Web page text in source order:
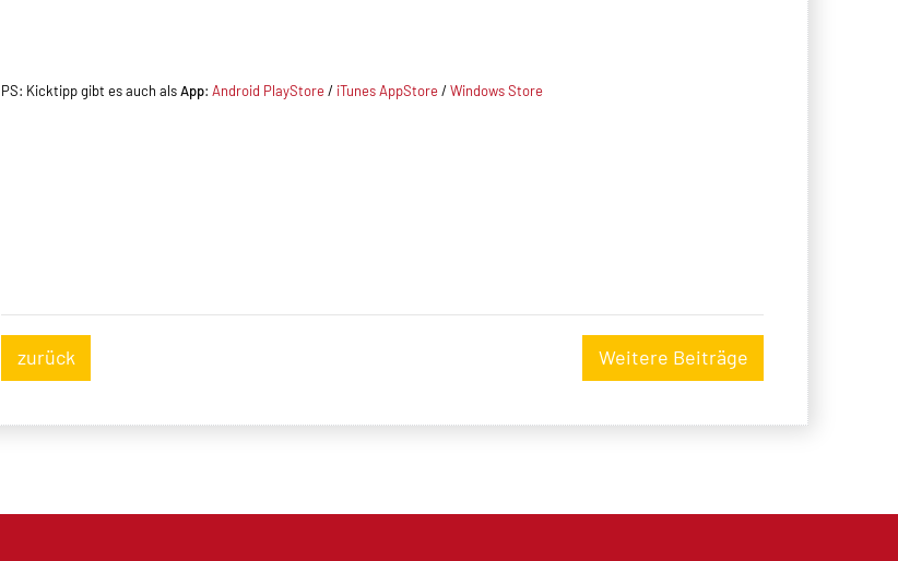
PS: Kicktipp gibt es auch alsApp: Android PlayStore/ iTunes AppStore/Windows Store
zurück Weitere Beiträge